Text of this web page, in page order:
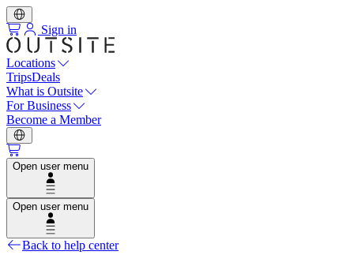
Sign in
Locations
TripsDeals
What is Outsite
For Business
Become a Member
Open user menu
Open user menu
Back to help center